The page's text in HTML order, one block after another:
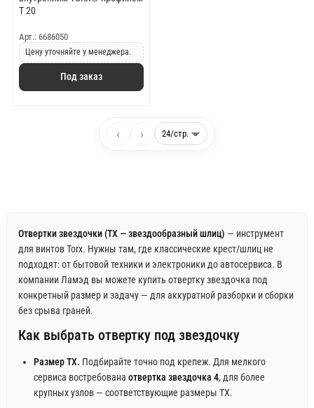
T 20
Арт.: 6686050
Цену уточняйте у менеджера.
Под заказ
‹ ›
Отвертки звездочки (TX — звездообразный шлиц) — инструмент
для винтов Torx. Нужны там, где классические крест/шлиц не
подходят: от бытовой техники и электроники до автосервиса. В
компании Ламэд вы можете купить отвертку звездочка под
конкретный размер и задачу — для аккуратной разборки и сборки
без срыва граней.
Как выбрать отвертку под звездочку
Размер TX. Подбирайте точно под крепеж. Для мелкого
сервиса востребована отвертка звездочка 4, для более
крупных узлов — соответствующие размеры TX.